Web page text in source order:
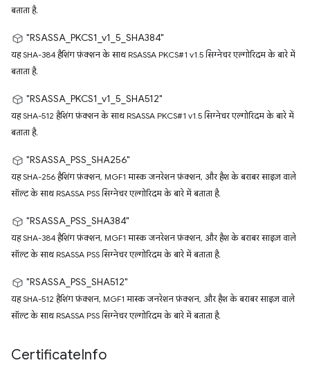
बताता है.
"RSASSA_PKCS1_v1_5_SHA384"
यह SHA-384 हैशिंग फ़ंक्शन के साथ RSASSA PKCS#1 v1.5 सिग्नेचर एल्गोरिदम के बारे में
बताता है.
"RSASSA_PKCS1_v1_5_SHA512"
यह SHA-512 हैशिंग फ़ंक्शन के साथ RSASSA PKCS#1 v1.5 सिग्नेचर एल्गोरिदम के बारे में
बताता है.
"RSASSA_PSS_SHA256"
यह SHA-256 हैशिंग फ़ंक्शन, MGF1 मास्क जनरेशन फ़ंक्शन, और हैश के बराबर साइज़ वाले
सॉल्ट के साथ RSASSA PSS सिग्नेचर एल्गोरिदम के बारे में बताता है.
"RSASSA_PSS_SHA384"
यह SHA-384 हैशिंग फ़ंक्शन, MGF1 मास्क जनरेशन फ़ंक्शन, और हैश के बराबर साइज़ वाले
सॉल्ट के साथ RSASSA PSS सिग्नेचर एल्गोरिदम के बारे में बताता है.
"RSASSA_PSS_SHA512"
यह SHA-512 हैशिंग फ़ंक्शन, MGF1 मास्क जनरेशन फ़ंक्शन, और हैश के बराबर साइज़ वाले
सॉल्ट के साथ RSASSA PSS सिग्नेचर एल्गोरिदम के बारे में बताता है.
CertificateInfo